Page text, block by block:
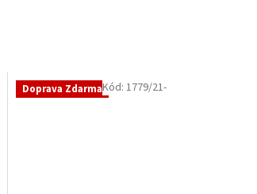
Doprava ZdarmaKód: 1779/21-